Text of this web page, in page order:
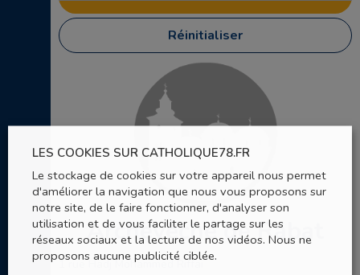
Réinitialiser
Archevêché de Rabat
1 rue Hadj Mohammed Riffai
LES COOKIES SUR CATHOLIQUE78.FR
Le stockage de cookies sur votre appareil nous permet
d'améliorer la navigation que nous vous proposons sur
notre site, de le faire fonctionner, d'analyser son
utilisation et de vous faciliter le partage sur les
réseaux sociaux et la lecture de nos vidéos. Nous ne
proposons aucune publicité ciblée.